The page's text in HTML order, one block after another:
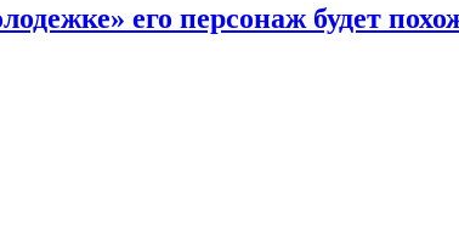
его персонаж будет